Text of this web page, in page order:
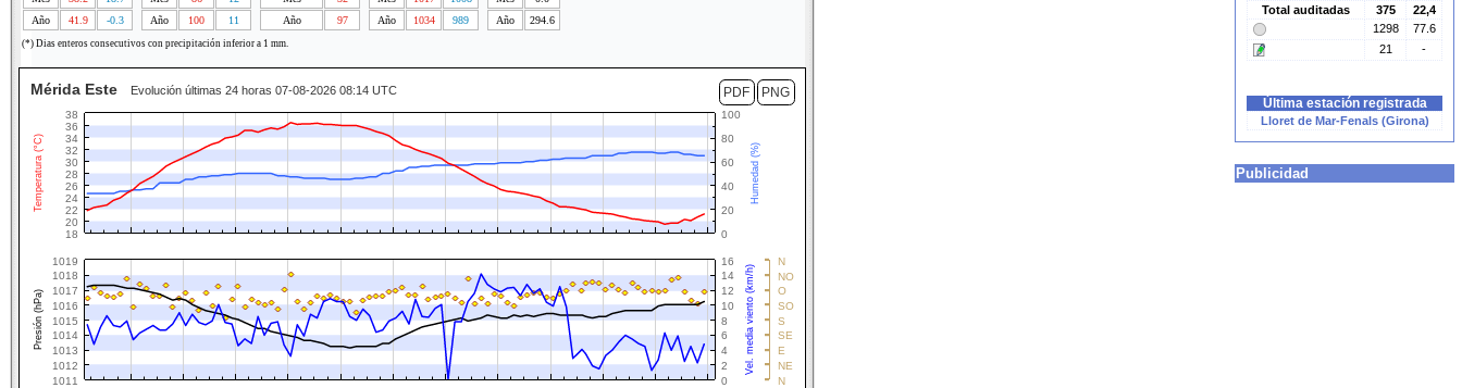
Año
41.9 -0.3 Año 100 11 Año 97 Año 1034 989 Año 294.6
(*) Dias enteros consecutivos con precipitación inferior a 1 mm.
Temperatura (°C) Humedad (%)
Presión (hPa) Vel. media viento (km/h)
PNG
PDF
Mérida Este Evolución últimas 24 horas 07-08-2026 08:14 UTC
18
20
22
24
26
28
30
32
34
36
38
0
20
40
60
80
100
1011
1012
1013
1014
1015
1016
1017
1018
1019
0
2
4
6
8
10
12
14
16
N
NE
E
SE
S
SO
O
NO
N
Total auditadas
375
22,4
1298
77.6
21
-
Última estación registrada
Lloret de Mar-Fenals (Girona)
Publicidad